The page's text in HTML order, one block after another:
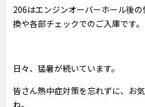
206はエンジンオーバーホール後
換や各部チェックでのご入庫です。
日々、猛暑が続いています。
皆さん熱中症対策を忘れずに、お